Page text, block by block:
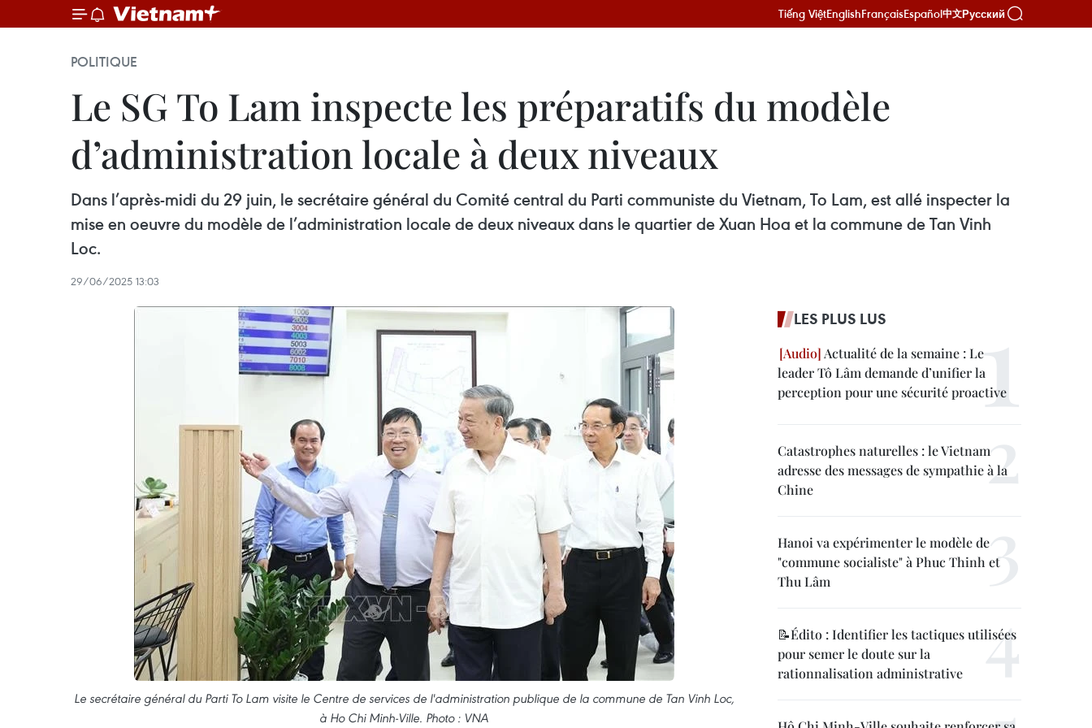
Tiếng ViệtEnglishFrançaisEspañol中文Русский
POLITIQUE
Le SG To Lam inspecte les préparatifs du modèle
d’administration locale à deux niveaux
Dans l’après-midi du 29 juin, le secrétaire général du Comité central du Parti communiste du Vietnam, To Lam, est allé inspecter la
mise en oeuvre du modèle de l’administration locale de deux niveaux dans le quartier de Xuan Hoa et la commune de Tan Vinh
Loc.
29/06/2025 13:03
Le secrétaire général du Parti To Lam visite le Centre de services de l'administration publique de la commune de Tan Vinh Loc,
à Ho Chi Minh-Ville. Photo : VNA
LES PLUS LUS
Actualité de la semaine : Le
leader Tô Lâm demande d’unifier la
perception pour une sécurité proactive
Catastrophes naturelles : le Vietnam
adresse des messages de sympathie à la
Chine
Hanoi va expérimenter le modèle de
"commune socialiste" à Phuc Thinh et
Thu Lâm
📝Édito : Identifier les tactiques utilisées
pour semer le doute sur la
rationnalisation administrative